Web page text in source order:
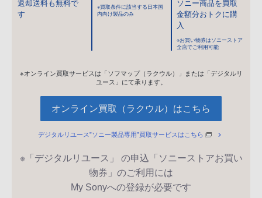
返却送料も無料で
す
※買取条件に該当する 日本国
内向け製品のみ
ソニー商品を買取
金額分おトクに購
入
※お買い物券は ソニーストア
全店でご利用可能
※オンライン買取サービスは「ソフマップ（ラクウル）」または「デジタルリ
ユース」にて承ります。
オンライン買取（ラクウル）はこちら
デジタルリユース”ソニー製品専用”買取サービスはこちら
※「デジタルリユース」 の申込「ソニーストアお買い
物券」のご利用には
My Sonyへの登録が必要です